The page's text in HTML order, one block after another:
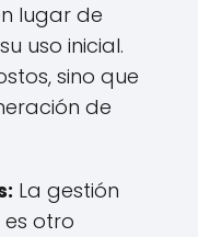
lugar de
uso inicial.
sino que
de
La gestión
otro